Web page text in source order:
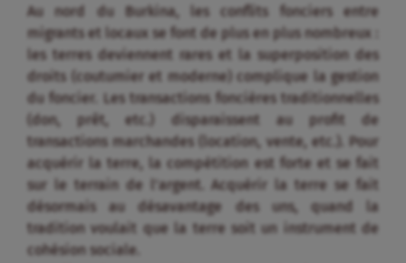
Au nord du Burkina, les conflits fonciers entre
migrants et locaux se font de plus en plus nombreux :
les terres deviennent rares et la superposition des
droits (coutumier et moderne) complique la gestion
du foncier. Les transactions foncières traditionnelles
(don, prêt, etc.) disparaissent au profit de
transactions marchandes (location, vente, etc.). Pour
acquérir la terre, la compétition est forte et se fait
sur le terrain de l’argent. Acquérir la terre se fait
désormais au désavantage des uns, quand la
tradition voulait que la terre soit un instrument de
cohésion sociale.